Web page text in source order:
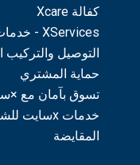
كفالة Xcare
XServices - خدمات صيانة و أكثر!
التوصيل والتركيب
حماية المشتري
تسوق بآمان مع
خدمات xسايت للشركات
المقايضة